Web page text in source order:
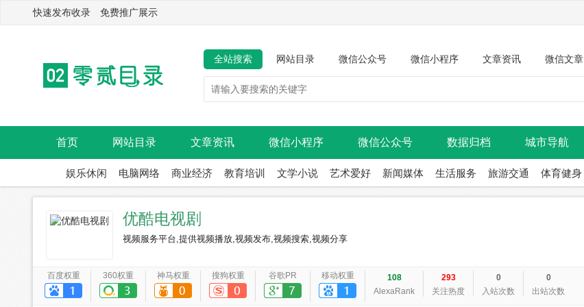
快速发布收录 免费推广展示
全站搜索 网站目录 微信公众号 微信小程序 文章资讯 微信文章
首页 网站目录 文章资讯 微信小程序 微信公众号 数据归档 城市导航
娱乐休闲 电脑网络 商业经济 教育培训 文学小说 艺术爱好 新闻媒体 生活服务 旅游交通 体育健身
优酷电视剧
视频服务平台,提供视频播放,视频发布,视频搜索,视频分享
百度权重 360权重 神马权重 搜狗权重 谷歌PR 移动权重
108
AlexaRank
293
关注热度
0
入站次数
0
出站次数